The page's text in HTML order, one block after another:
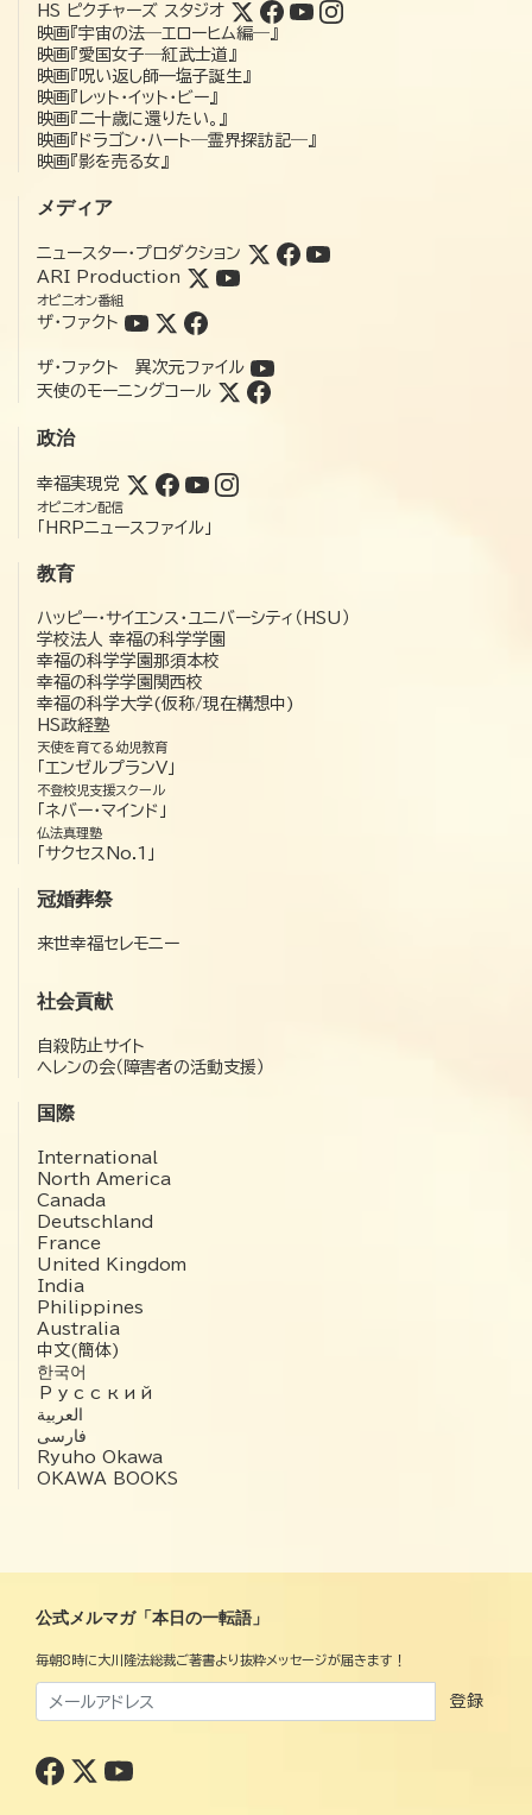
HS ピクチャーズ スタジオ
映画『宇宙の法―エローヒム編―』
映画『愛国女子―紅武士道』
映画『呪い返し師—塩子誕生』
映画『レット・イット・ビー』
映画『二十歳に還りたい。』
映画『ドラゴン・ハート―霊界探訪記―』
映画『影を売る女』
メディア
ニュースター・プロダクション
ARI Production
オピニオン番組
ザ・ファクト
ザ・ファクト 異次元ファイル
天使のモーニングコール
政治
幸福実現党
オピニオン配信
「HRPニュースファイル」
教育
ハッピー・サイエンス・ユニバーシティ（HSU）
学校法人 幸福の科学学園
幸福の科学学園那須本校
幸福の科学学園関西校
幸福の科学大学(仮称/現在構想中)
HS政経塾
天使を育てる幼児教育
「エンゼルプランV」
不登校児支援スクール
「ネバー・マインド」
仏法真理塾
「サクセスNo.1」
冠婚葬祭
来世幸福セレモニー
社会貢献
自殺防止サイト
ヘレンの会（障害者の活動支援）
国際
International
North America
Canada
Deutschland
France
United Kingdom
India
Philippines
Australia
中文(簡体)
한국어
Русский
العربية‏
فارسی
Ryuho Okawa
OKAWA BOOKS
公式メルマガ「本日の一転語」
毎朝8時に大川隆法総裁ご著書より抜粋メッセージが届きます！
登録